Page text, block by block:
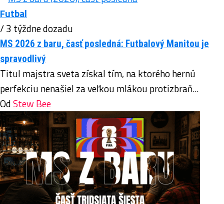
Futbal
/ 3 týždne dozadu
MS 2026 z baru, časť posledná: Futbalový Manitou je
spravodlivý
Titul majstra sveta získal tím, na ktorého hernú
perfekciu nenašiel za veľkou mlákou protizbraň...
OdStew Bee